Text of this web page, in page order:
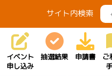
サイト内検索
イベント
申し込み
抽選結果 申請書
ご